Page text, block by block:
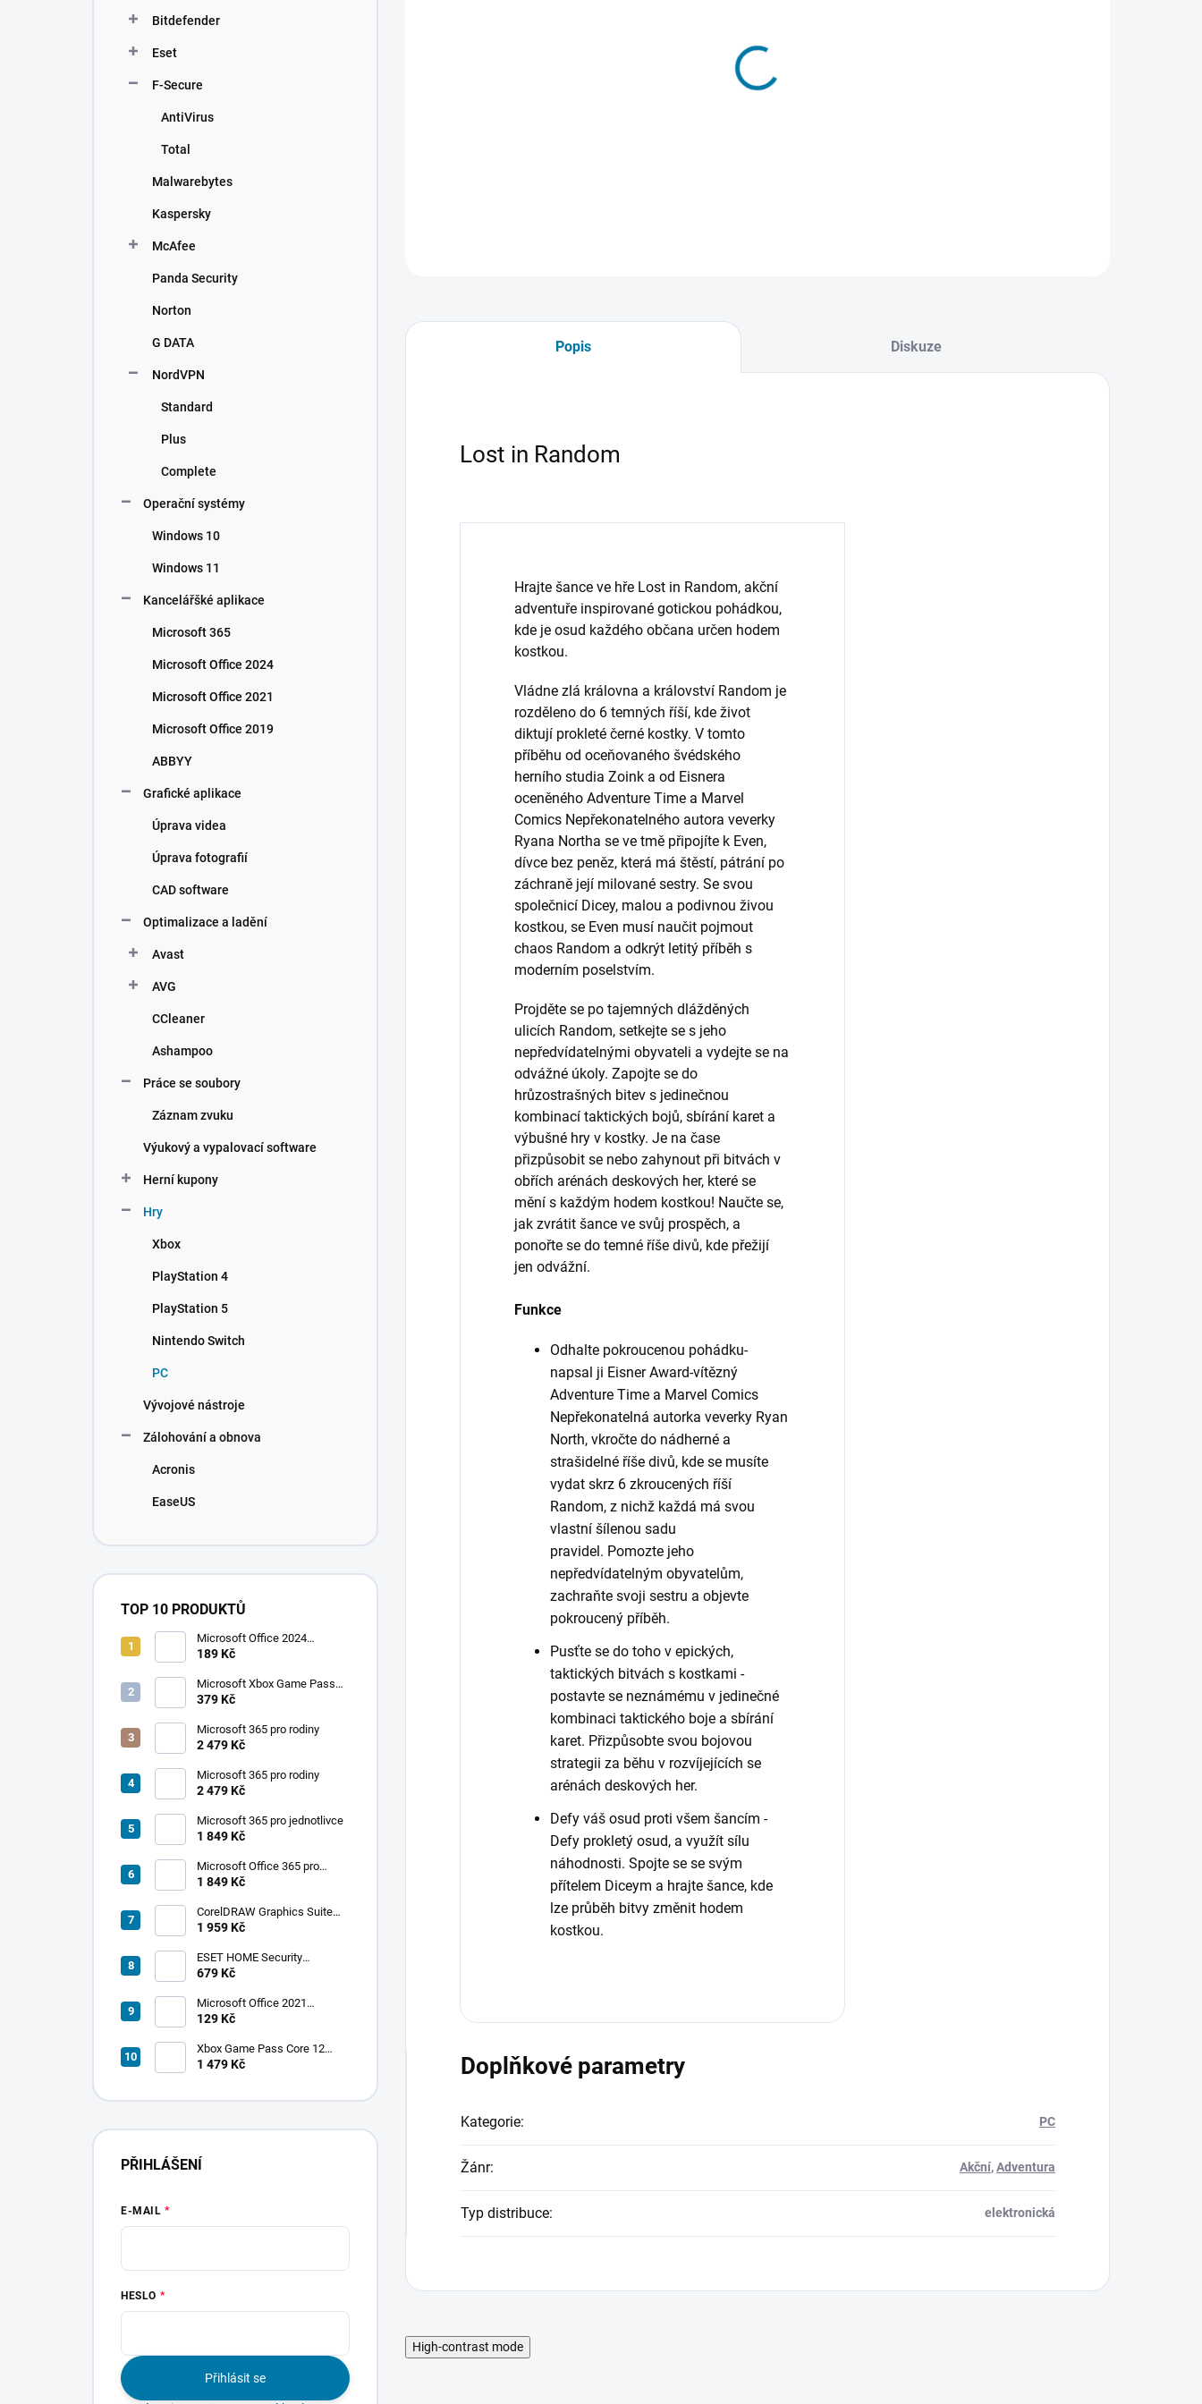
Bitdefender
Eset
F-Secure
AntiVirus
Total
Malwarebytes
Kaspersky
McAfee
Panda Security
Norton
G DATA
NordVPN
Standard
Plus
Complete
Operační systémy
Windows 10
Windows 11
Kancelářšké aplikace
Microsoft 365
Microsoft Office 2024
Microsoft Office 2021
Microsoft Office 2019
ABBYY
Grafické aplikace
Úprava videa
Úprava fotografií
CAD software
Optimalizace a ladění
Avast
AVG
CCleaner
Ashampoo
Práce se soubory
Záznam zvuku
Výukový a vypalovací software
Herní kupony
Hry
Xbox
PlayStation 4
PlayStation 5
Nintendo Switch
PC
Vývojové nástroje
Zálohování a obnova
Acronis
EaseUS
TOP 10 PRODUKTŮ
Microsoft Office 2024
Professional Plus
189 Kč
Microsoft Xbox Game Pass
Ultimate 1 měsíc
379 Kč
Microsoft 365 pro rodiny
2 479 Kč
Microsoft 365 pro rodiny
2 479 Kč
Microsoft 365 pro jednotlivce
1 849 Kč
Microsoft Office 365 pro
jednotlivce
1 849 Kč
CorelDRAW Graphics Suite
2019
1 959 Kč
ESET HOME Security
Premium - 1 zařízení, 1 rok
679 Kč
Microsoft Office 2021
Professional Plus
129 Kč
Xbox Game Pass Core 12
měsíců
1 479 Kč
PŘIHLÁŠENÍ
E-MAIL
HESLO
Přihlásit se
Popis Diskuze
Lost in Random
Hrajte šance ve hře Lost in Random, akční
adventuře inspirované gotickou pohádkou,
kde je osud každého občana určen hodem
kostkou.
Vládne zlá královna a království Random je
rozděleno do 6 temných říší, kde život
diktují prokleté černé kostky. V tomto
příběhu od oceňovaného švédského
herního studia Zoink a od Eisnera
oceněného Adventure Time a Marvel
Comics Nepřekonatelného autora veverky
Ryana Northa se ve tmě připojíte k Even,
dívce bez peněz, která má štěstí, pátrání po
záchraně její milované sestry. Se svou
společnicí Dicey, malou a podivnou živou
kostkou, se Even musí naučit pojmout
chaos Random a odkrýt letitý příběh s
moderním poselstvím.
Projděte se po tajemných dlážděných
ulicích Random, setkejte se s jeho
nepředvídatelnými obyvateli a vydejte se na
odvážné úkoly. Zapojte se do
hrůzostrašných bitev s jedinečnou
kombinací taktických bojů, sbírání karet a
výbušné hry v kostky. Je na čase
přizpůsobit se nebo zahynout při bitvách v
obřích arénách deskových her, které se
mění s každým hodem kostkou! Naučte se,
jak zvrátit šance ve svůj prospěch, a
ponořte se do temné říše divů, kde přežijí
jen odvážní.
Funkce
Odhalte pokroucenou pohádku-
napsal ji Eisner Award-vítězný
Adventure Time a Marvel Comics
Nepřekonatelná autorka veverky Ryan
North, vkročte do nádherné a
strašidelné říše divů, kde se musíte
vydat skrz 6 zkroucených říší
Random, z nichž každá má svou
vlastní šílenou sadu
pravidel. Pomozte jeho
nepředvídatelným obyvatelům,
zachraňte svoji sestru a objevte
pokroucený příběh.
Pusťte se do toho v epických,
taktických bitvách s kostkami -
postavte se neznámému v jedinečné
kombinaci taktického boje a sbírání
karet. Přizpůsobte svou bojovou
strategii za běhu v rozvíjejících se
arénách deskových her.
Defy váš osud proti všem šancím -
Defy prokletý osud, a využít sílu
náhodnosti. Spojte se se svým
přítelem Diceym a hrajte šance, kde
lze průběh bitvy změnit hodem
kostkou.
Doplňkové parametry
Kategorie: PC
Žánr: Akční,Adventura
Typ distribuce: elektronická
High-contrast mode